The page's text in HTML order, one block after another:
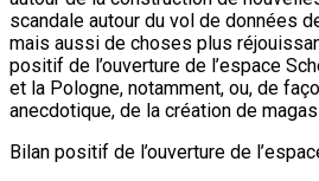
scandale autour du vol de données
mais aussi de choses plus
positif de l’ouverture de l’espace
et la Pologne, notamment, ou, de
anecdotique, de la création de
Bilan positif de l’ouverture de